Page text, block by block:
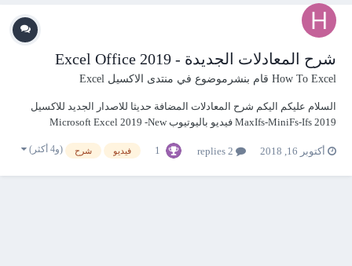
شرح المعادلات الجديدة - Excel Office 2019
How To Excel قام بنشرموضوع في منتدى الاكسيل Excel
السلام عليكم اليكم شرح المعادلات المضافة حديثا للاصدار الجديد للاكسيل
2019 MaxIfs-MiniFs-Ifs فيديو باليوتيوب Microsoft Excel 2019 -New
أكتوبر 16, 2018
1 فيديو شرح (و4 أكثر)